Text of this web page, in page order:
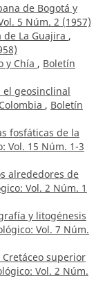
de Bogotá y
5 Núm. 2 (1957)
La Guajira ,
y Chía , Boletín
el geosinclinal
, Boletín
fosfáticas de la
Vol. 15 Núm. 1-3
alrededores de
Vol. 2 Núm. 1
y litogénesis
Vol. 7 Núm.
Cretáceo superior
Vol. 2 Núm.